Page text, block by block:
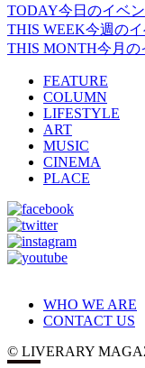
TODAY今日のイベン
THIS WEEK今週のイ
THIS MONTH今月の
FEATURE
COLUMN
LIFESTYLE
ART
MUSIC
CINEMA
PLACE
WHO WE ARE
CONTACT US
© LIVERARY